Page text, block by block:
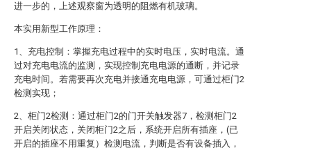
进一步的，上述观察窗为透明的阻燃有机玻璃。
本实用新型工作原理：
1、充电控制：掌握充电过程中的实时电压，实时电流。通
过对充电电流的监测，实现控制充电电源的通断，并记录
充电时间。若需要再次充电并接通充电电源，可通过柜门2
检测实现；
2、柜门2检测：通过柜门2的门开关触发器7，检测柜门2
开启关闭状态，关闭柜门2之后，系统开启所有插座，(已
开启的插座不用重复）检测电流，判断是否有设备插入，